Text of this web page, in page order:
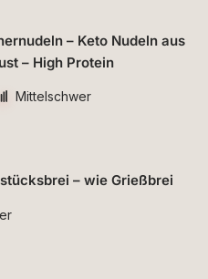
– Keto Nudeln aus
– High Protein
Mittelschwer
– wie Grießbrei